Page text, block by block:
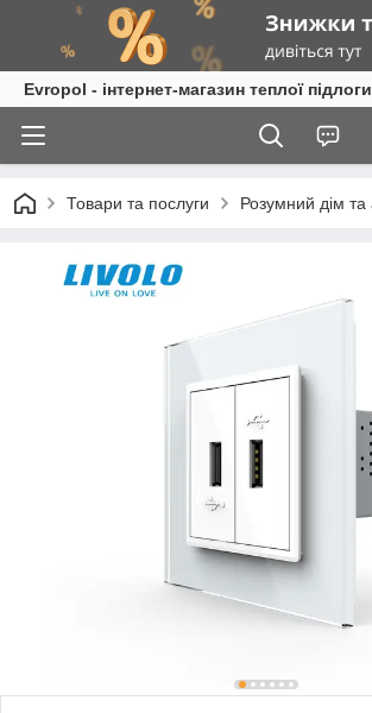
Evropol - інтернет-магазин теплої
Товари та послуги Розумний дім та